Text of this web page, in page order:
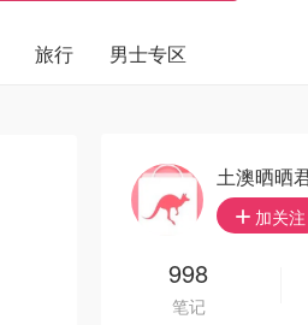
旅行 男士专区
土澳晒晒
加关注
998
笔记